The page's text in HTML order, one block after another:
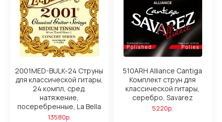
2001MED-BULK-24 Струны
для классической гитары,
24 компл, сред.
натяжение,
посеребренные, La Bella
13580р.
510ARH Alliance Cantiga
Комплект струн для
классической гитары,
серебро, Savarez
5220р.